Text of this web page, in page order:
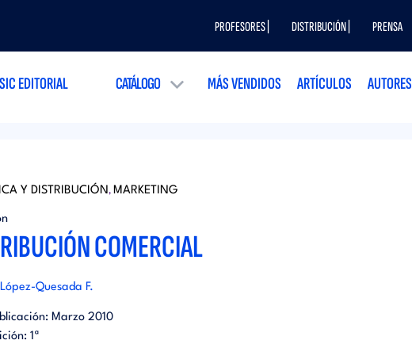
PROFESORES | DISTRIBUCIÓN | PRENSA
EDITORIAL CATÁLOGO MÁS VENDIDOS ARTÍCULOS AUTORES
Y DISTRIBUCIÓN, MARKETING
COMERCIAL
Quesada F.
Marzo 2010
1ª